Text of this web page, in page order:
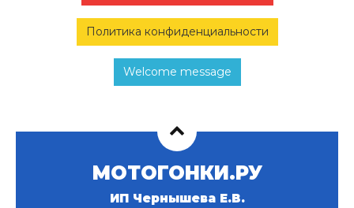
Политика конфиденциальности
Welcome message
МОТОГОНКИ.РУ
ИП Чернышева Е.В.